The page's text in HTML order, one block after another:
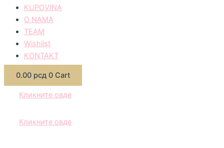
KUPOVINA
O NAMA
TEAM
Wishlist
KONTAKT
0.00 рсд 0 Cart
Кликните овде
Кликните овде